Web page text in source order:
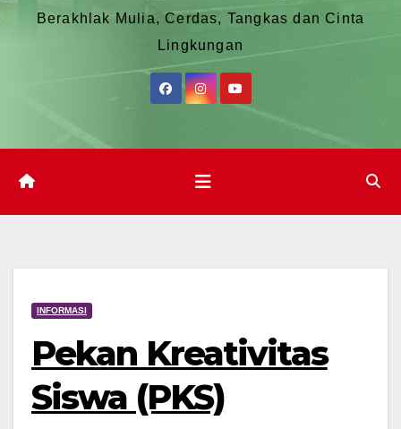
Berakhlak Mulia, Cerdas, Tangkas dan Cinta
Lingkungan
INFORMASI
Pekan Kreativitas
Siswa (PKS)